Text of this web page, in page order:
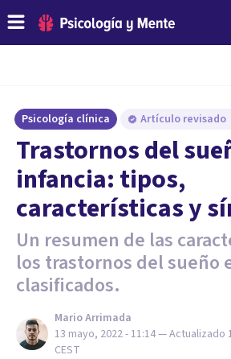
Psicología clínica Artículo revisado
Trastornos del
infancia: tipos,
características y
Un resumen de las
los trastornos del sueño
clasificados.
Mario Arrimada
13 mayo, 2022 - 11:14— Actualizado
CEST